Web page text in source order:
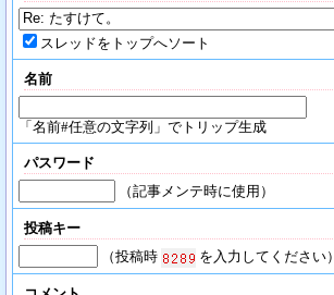
スレッドをトップへソート
名前
「名前#任意の文字列」でトリップ生成
パスワード
（記事メンテ時に使用）
投稿キー
（投稿時
を入力してください）